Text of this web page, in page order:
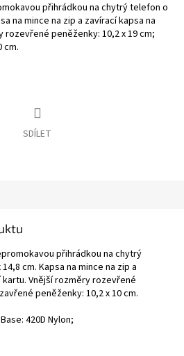
přihrádkou na chytrý telefon o
na mince na zip a zavírací kapsa na
peněženky: 10,2 x 19 cm;
cm.
SDÍLET
přihrádkou na chytrý
cm. Kapsa na mince na zip a
Vnější rozměry rozevřené
peněženky: 10,2 x 10 cm.
420D Nylon;